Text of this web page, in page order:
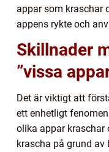
appar som kraschar
appens rykte och
Skillnader
”vissa
Det är viktigt att
ett enhetligt
olika appar kraschar
krascha på grund av